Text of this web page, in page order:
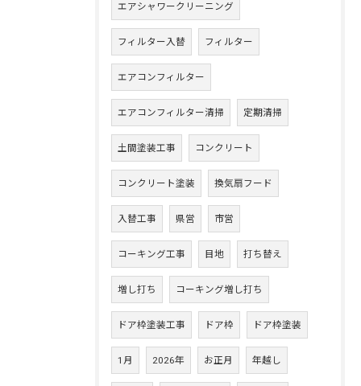
エアシャワークリーニング
フィルター入替 フィルター
エアコンフィルター
エアコンフィルター清掃 定期清掃
土間塗装工事 コンクリート
コンクリート塗装 換気扇フード
入替工事 県営 市営
コーキング工事 目地 打ち替え
増し打ち コーキング増し打ち
ドア枠塗装工事 ドア枠 ドア枠塗装
1月 2026年 お正月 年越し